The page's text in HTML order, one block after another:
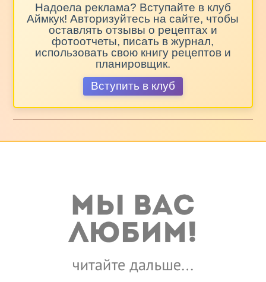
Надоела реклама? Вступайте в клуб
Аймкук! Авторизуйтесь на сайте, чтобы
оставлять отзывы о рецептах и
фотоотчеты, писать в журнал,
использовать свою книгу рецептов и
планировщик.
Вступить в клуб